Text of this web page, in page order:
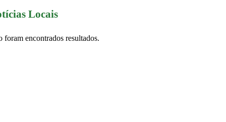
Locais
foram encontrados resultados.